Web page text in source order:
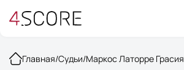
Главная/Судьи/Маркос Латорре Грасия